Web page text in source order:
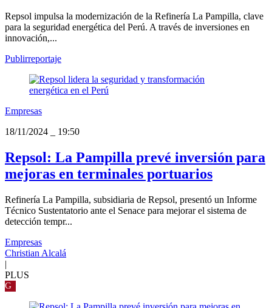
Repsol impulsa la modernización de la Refinería La Pampilla, clave
para la seguridad energética del Perú. A través de inversiones en
innovación,...
Publirreportaje
Empresas
18/11/2024
19:50
Repsol: La Pampilla prevé inversión para
mejoras en terminales portuarios
Refinería La Pampilla, subsidiaria de Repsol, presentó un Informe
Técnico Sustentatorio ante el Senace para mejorar el sistema de
detección tempr...
Empresas
Christian Alcalá
|
PLUS
G